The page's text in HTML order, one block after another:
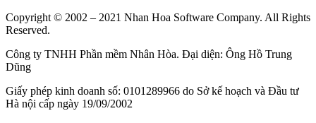
Copyright © 2002 – 2021 Nhan Hoa Software Company. All Rights
Reserved.
Công ty TNHH Phần mềm Nhân Hòa. Đại diện: Ông Hồ Trung
Dũng
Giấy phép kinh doanh số: 0101289966 do Sở kế hoạch và Đầu tư
Hà nội cấp ngày 19/09/2002